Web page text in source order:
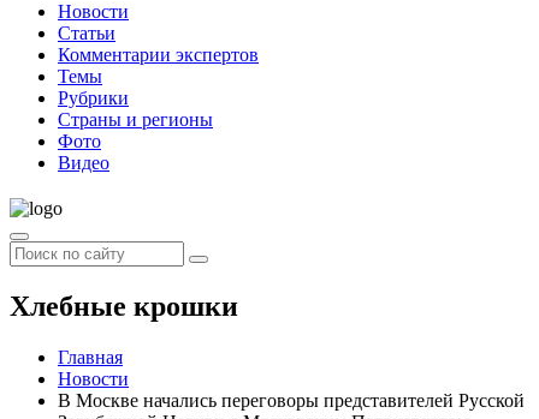
Новости
Статьи
Комментарии экспертов
Темы
Рубрики
Страны и регионы
Фото
Видео
Хлебные крошки
Главная
Новости
В Москве начались переговоры представителей Русской